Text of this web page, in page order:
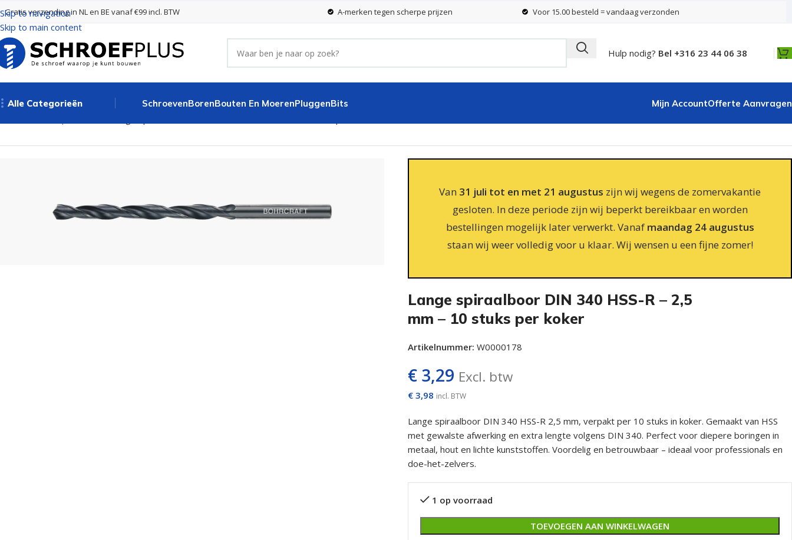
Skip to navigation
Skip to main content
Gratis verzending in NL en BE vanaf €99 incl. BTW A-merken tegen scherpe prijzen Voor 15.00 besteld = vandaag verzonden
Hulp nodig? Bel +316 23 44 06 38
Alle Categorieën SchroevenBorenBouten En MoerenPluggenBits Mijn AccountOfferte Aanvragen
Van 31 juli tot en met 21 augustus zijn wij wegens de zomervakantie
gesloten. In deze periode zijn wij beperkt bereikbaar en worden
bestellingen mogelijk later verwerkt. Vanaf maandag 24 augustus
staan wij weer volledig voor u klaar. Wij wensen u een fijne zomer!
Lange spiraalboor DIN 340 HSS-R – 2,5
mm – 10 stuks per koker
Artikelnummer: W0000178
€ 3,29 Excl. btw
€ 3,98 incl. BTW
Lange spiraalboor DIN 340 HSS-R 2,5 mm, verpakt per 10 stuks in koker. Gemaakt van HSS
met gewalste afwerking en extra lengte volgens DIN 340. Perfect voor diepere boringen in
metaal, hout en lichte kunststoffen. Voordelig en betrouwbaar – ideaal voor professionals en
doe-het-zelvers.
1 op voorraad
TOEVOEGEN AAN WINKELWAGEN